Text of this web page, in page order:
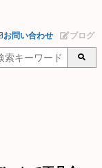
お問い合わせ ブログ